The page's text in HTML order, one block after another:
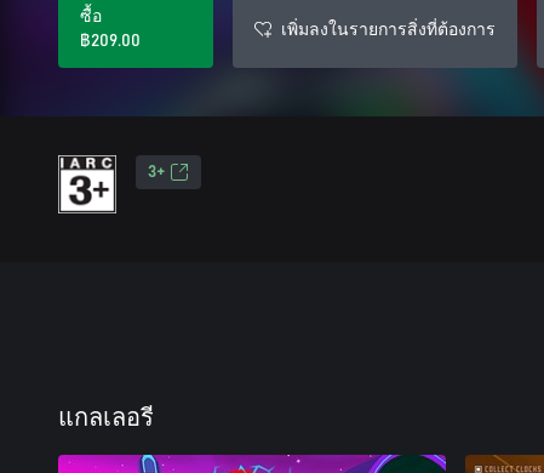
ซื้อ
฿209.00
เพิ่มลงในรายการสิ่งที่ต้องการ
3+
แกลเลอรี